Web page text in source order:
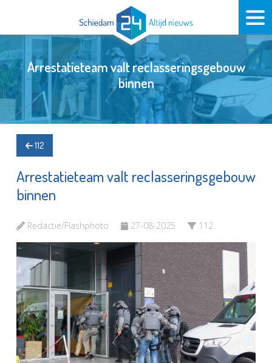
Arrestatieteam valt reclasseringsgebouw
binnen
112
Arrestatieteam valt reclasseringsgebouw
binnen
Redactie/Flashphoto 27-08-2025 112